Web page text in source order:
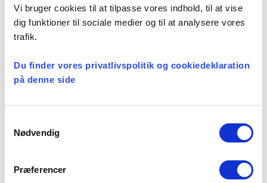
Vi bruger cookies til at tilpasse vores indhold, til at vise
dig funktioner til sociale medier og til at analysere vores
trafik.
Du finder vores privatlivspolitik og cookiedeklaration
på denne side
Nødvendig
Præferencer
offentlige område. Foreningen og Den
Danske Kirke i Udlandet har udvekslet
11. maj 2026